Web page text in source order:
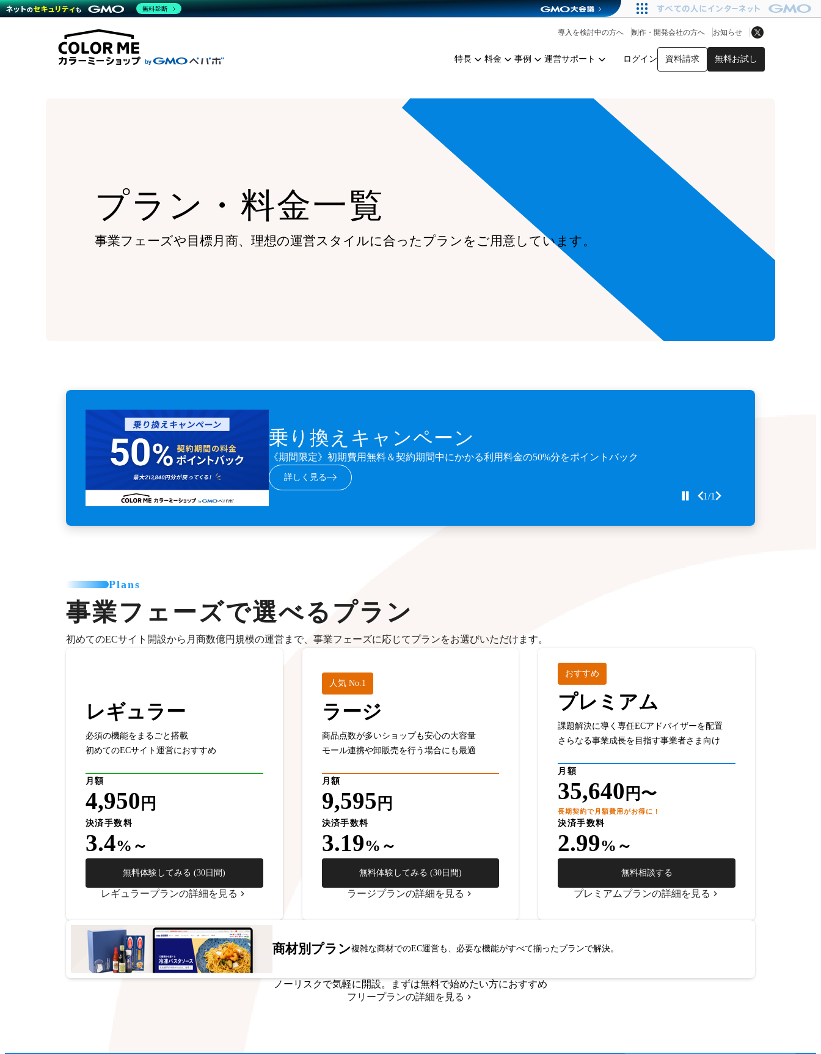
特長 料金 事例 運営サポート ログイン 資料請求 無料お試し
導入を検討中の方へ 制作・開発会社の方へ お知らせ
商材一覧を見る
機能一覧を見る
WordPress導入
複数店舗との連携
雑貨販売 アプリストア
料金
プラン・料金一覧を見る
料金シミュレーション
事例
運営サポート
サポート一覧を見る
コミュニティイベントCarty
プラン・料金一覧
事業フェーズや目標月商、理想の運営スタイルに合ったプランを ご用意しています。
乗り換えキャンペーン
《期間限定》初期費用無料＆契約期間中にかかる利用料金の50%分をポイントバック
詳しく見る
1/1
Plans
事業フェーズで選べるプラン
初めてのECサイト開設から月商数億円規模の運営まで、事業フェーズに応じてプランをお選びいただけます。
レギュラー
必須の機能をまるごと搭載
初めてのECサイト運営におすすめ
月額
4,950 円
決済手数料
3.4%～
無料体験してみる (30日間)
レギュラープランの詳細を見る
人気 No.1
ラージ
商品点数が多いショップも安心の大容量
モール連携や卸販売を行う場合にも最適
月額
9,595 円
決済手数料
3.19%～
無料体験してみる (30日間)
ラージプランの詳細を見る
おすすめ
プレミアム
課題解決に導く専任ECアドバイザーを配置
さらなる事業成長を目指す事業者さま向け
月額
35,640 円〜
長期契約で月額費用がお得に！
決済手数料
2.99%～
無料相談する
プレミアムプランの詳細を見る
商材別プラン複雑な商材でのEC運営も、必要な機能がすべて揃ったプランで解決。
ノーリスクで気軽に開設。まずは無料で始めたい方におすすめ
フリープランの詳細を見る
無料診断